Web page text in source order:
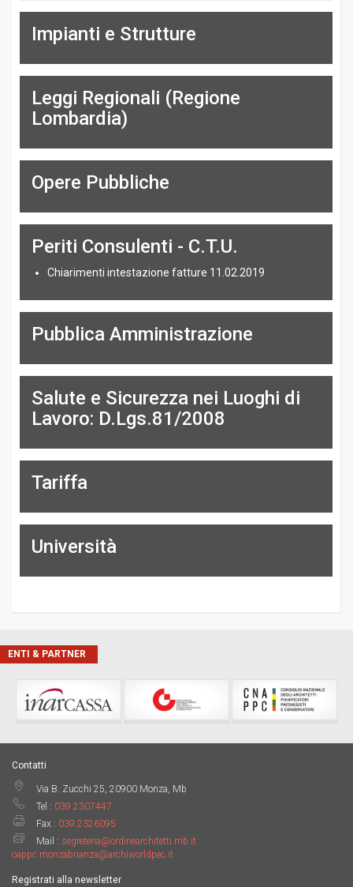
Impianti e Strutture
Leggi Regionali (Regione
Lombardia)
Opere Pubbliche
Periti Consulenti - C.T.U.
Chiarimenti intestazione fatture 11.02.2019
Pubblica Amministrazione
Salute e Sicurezza nei Luoghi di
Lavoro: D.Lgs.81/2008
Tariffa
Università
ENTI & PARTNER
Contatti
Via B. Zucchi 25, 20900 Monza, Mb
Tel : 039.2307447
Fax : 039.2326095
Mail : segreteria@ordinearchitetti.mb.it
oappc.monzabrianza@archiworldpec.it
Registrati alla newsletter